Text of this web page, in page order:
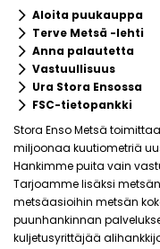
keyboard_arrow_rightAloita puukauppa
keyboard_arrow_rightTerve Metsä -lehti
keyboard_arrow_rightAnna palautetta
keyboard_arrow_rightVastuullisuus
keyboard_arrow_rightUra Stora Ensossa
keyboard_arrow_rightFSC-tietopankki
Stora Enso Metsä
miljoonaa kuutiometriä
Hankimme puita vain
Tarjoamme lisäksi
metsäasioihin metsän
puunhankinnan
kuljetusyrittäjää